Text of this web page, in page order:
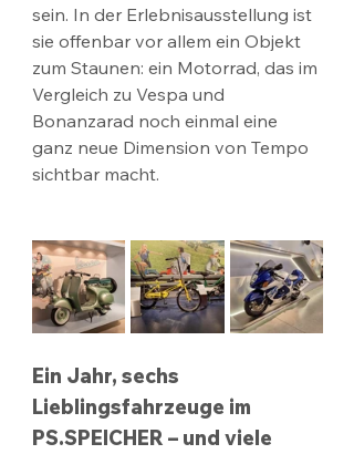
sein. In der Erlebnisausstellung ist
sie offenbar vor allem ein Objekt
zum Staunen: ein Motorrad, das im
Vergleich zu Vespa und
Bonanzarad noch einmal eine
ganz neue Dimension von Tempo
sichtbar macht.
Ein Jahr, sechs
Lieblingsfahrzeuge im
PS.SPEICHER – und viele